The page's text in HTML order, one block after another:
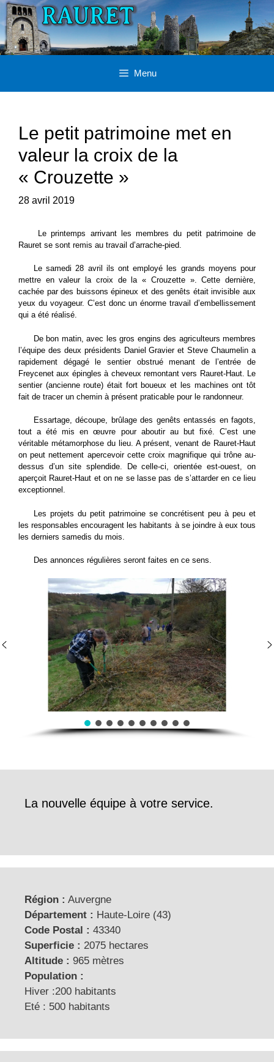
Aller
au
contenu
Menu
Le petit patrimoine met en
valeur la croix de la
« Crouzette »
28 avril 2019
Le printemps arrivant les membres du petit patrimoine de
Rauret se sont remis au travail d’arrache-pied.
Le samedi 28 avril ils ont employé les grands moyens pour
mettre en valeur la croix de la « Crouzette ». Cette dernière,
cachée par des buissons épineux et des genêts était invisible aux
yeux du voyageur. C’est donc un énorme travail d’embellissement
qui a été réalisé.
De bon matin, avec les gros engins des agriculteurs membres
l’équipe des deux présidents Daniel Gravier et Steve Chaumelin a
rapidement dégagé le sentier obstrué menant de l’entrée de
Freycenet aux épingles à cheveux remontant vers Rauret-Haut. Le
sentier (ancienne route) était fort boueux et les machines ont tôt
fait de tracer un chemin à présent praticable pour le randonneur.
Essartage, découpe, brûlage des genêts entassés en fagots,
tout a été mis en œuvre pour aboutir au but fixé. C’est une
véritable métamorphose du lieu. A présent, venant de Rauret-Haut
on peut nettement apercevoir cette croix magnifique qui trône au-
dessus d’un site splendide. De celle-ci, orientée est-ouest, on
aperçoit Rauret-Haut et on ne se lasse pas de s’attarder en ce lieu
exceptionnel.
Les projets du petit patrimoine se concrétisent peu à peu et
les responsables encouragent les habitants à se joindre à eux tous
les derniers samedis du mois.
Des annonces régulières seront faites en ce sens.
La nouvelle équipe à votre service.
Région : Auvergne
Département : Haute-Loire (43)
Code Postal : 43340
Superficie : 2075 hectares
Altitude : 965 mètres
Population :
Hiver :200 habitants
Eté : 500 habitants